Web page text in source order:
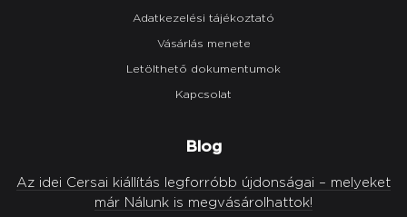
Adatkezelési tájékoztató
Vásárlás menete
Letölthető dokumentumok
Kapcsolat
Blog
Az idei Cersai kiállítás legforróbb újdonságai – melyeket
már Nálunk is megvásárolhattok!